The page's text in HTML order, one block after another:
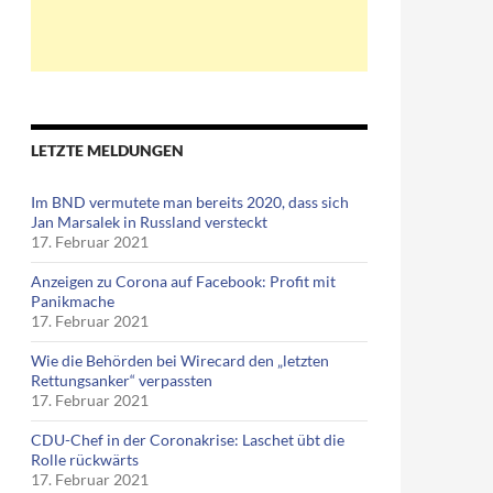
LETZTE MELDUNGEN
Im BND vermutete man bereits 2020, dass sich
Jan Marsalek in Russland versteckt
17. Februar 2021
Anzeigen zu Corona auf Facebook: Profit mit
Panikmache
17. Februar 2021
Wie die Behörden bei Wirecard den „letzten
Rettungsanker“ verpassten
17. Februar 2021
CDU-Chef in der Coronakrise: Laschet übt die
Rolle rückwärts
17. Februar 2021